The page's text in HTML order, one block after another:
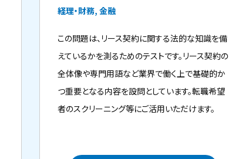
経理・財務, 金融
この問題は、リース契約に関する法的な知識を備
えているかを測るためのテストです。リース契約の
全体像や専門用語など業界で働く上で基礎的か
つ重要となる内容を設問としています。転職希望
者のスクリーニング等にご活用いただけます。